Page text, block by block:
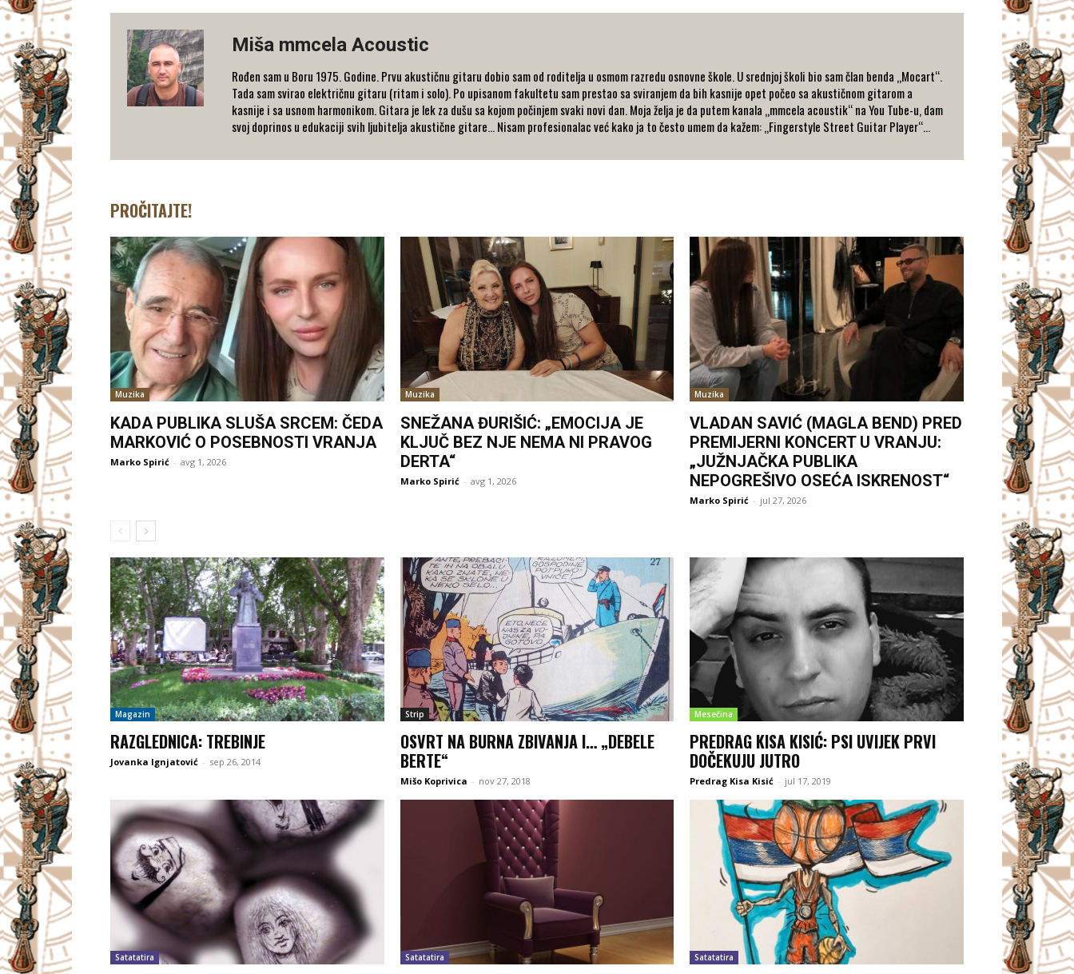
Miša mmcela Acoustic
Rođen sam u Boru 1975. Godine. Prvu akustičnu gitaru dobio sam od roditelja u osmom razredu osnovne škole. U srednjoj školi bio sam član benda „Mocart“.
Tada sam svirao električnu gitaru (ritam i solo). Po upisanom fakultetu sam prestao sa sviranjem da bih kasnije opet počeo sa akustičnom gitarom a
kasnije i sa usnom harmonikom. Gitara je lek za dušu sa kojom počinjem svaki novi dan. Moja želja je da putem kanala „mmcela acoustik“ na You Tube-u, dam
svoj doprinos u edukaciji svih ljubitelja akustične gitare... Nisam profesionalac već kako ja to često umem da kažem: „Fingerstyle Street Guitar Player“...
PROČITAJTE!
Muzika
KADA PUBLIKA SLUŠA SRCEM: ČEDA
MARKOVIĆ O POSEBNOSTI VRANJA
Marko Spirić - avg 1, 2026
Muzika
SNEŽANA ĐURIŠIĆ: „EMOCIJA JE
KLJUČ BEZ NJE NEMA NI PRAVOG
DERTA“
Marko Spirić - avg 1, 2026
Muzika
VLADAN SAVIĆ (MAGLA BEND) PRED
PREMIJERNI KONCERT U VRANJU:
„JUŽNJAČKA PUBLIKA
NEPOGREŠIVO OSEĆA ISKRENOST“
Marko Spirić - jul 27, 2026
Magazin
RAZGLEDNICA: TREBINJE
Jovanka Ignjatović - sep 26, 2014
Strip
OSVRT NA BURNA ZBIVANJA I… „DEBELE
BERTE“
Mišo Koprivica - nov 27, 2018
Mesečina
PREDRAG KISA KISIĆ: PSI UVIJEK PRVI
DOČEKUJU JUTRO
Predrag Kisa Kisić - jul 17, 2019
Satatatira Satatatira Satatatira